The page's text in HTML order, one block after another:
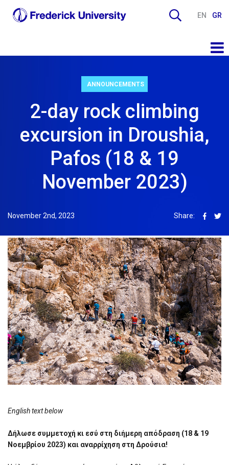
EN GR
ANNOUNCEMENTS
2-day rock climbing
excursion in Droushia,
Pafos (18 & 19
November 2023)
November 2nd, 2023 Share:
English text below
Δήλωσε συμμετοχή κι εσύ στη διήμερη απόδραση (18 & 19
Νοεμβρίου 2023) και αναρρίχηση στη Δρούσια!